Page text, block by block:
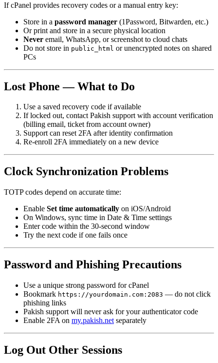
If cPanel provides recovery codes or a manual entry key:
Store in a password manager (1Password, Bitwarden, etc.)
Or print and store in a secure physical location
Never email, WhatsApp, or screenshot to cloud chats
Do not store in public_html or unencrypted notes on shared
PCs
Lost Phone — What to Do
Use a saved recovery code if available
If locked out, contact Pakish support with account verification
(billing email, ticket from account owner)
Support can reset 2FA after identity confirmation
Re-enroll 2FA immediately on a new device
Clock Synchronization Problems
TOTP codes depend on accurate time:
Enable Set time automatically on iOS/Android
On Windows, sync time in Date & Time settings
Enter code within the 30-second window
Try the next code if one fails once
Password and Phishing Precautions
Use a unique strong password for cPanel
Bookmark https://yourdomain.com:2083 — do not click
phishing links
Pakish support will never ask for your authenticator code
Enable 2FA on my.pakish.net separately
Log Out Other Sessions